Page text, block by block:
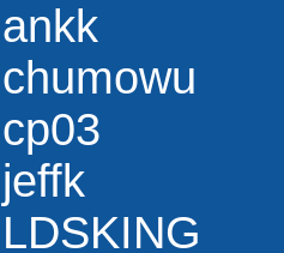
ankk
chumowu
cp03
jeffk
LDSKING